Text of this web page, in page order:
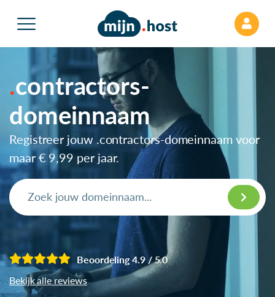
contractors-
domeinnaam
Registreer jouw .contractors-domeinnaam voor
maar € 9,99 per jaar.
Beoordeling 4.9 / 5.0
Bekijk alle reviews